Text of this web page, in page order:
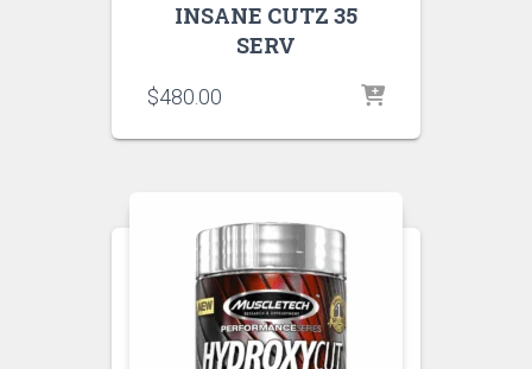
INSANE CUTZ 35
SERV
$480.00